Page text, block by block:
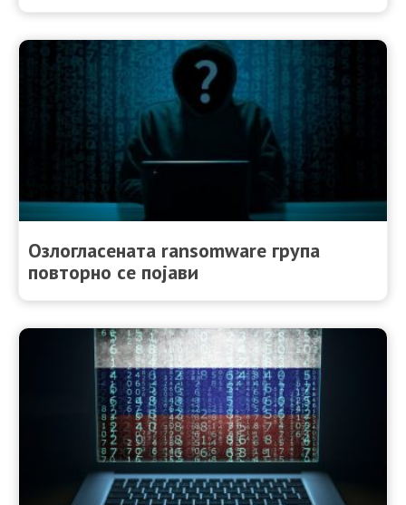
Озлогласената ransomware група
повторно се појави